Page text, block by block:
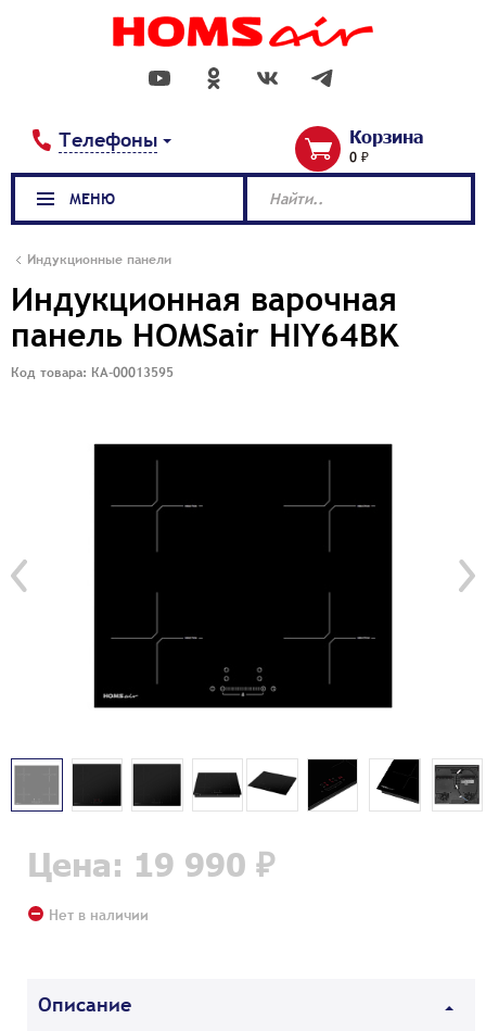
Телефоны Корзина
0 ₽
Индукционные панели
Индукционная варочная
панель HOMSair HIY64BK
Код товара: КА-00013595
Цена: 19 990 ₽
Нет в наличии
Описание
МЕНЮ Найти..